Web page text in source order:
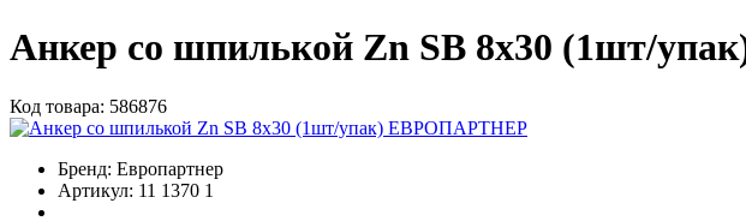
Анкер со шпилькой Zn SB 8х30 (1шт/
Код товара: 586876
Бренд: Европартнер
Артикул: 11 1370 1